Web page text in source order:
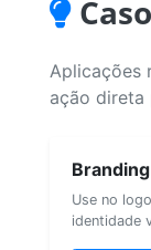
Aplicações
ação direta
Branding
Use no
identidade